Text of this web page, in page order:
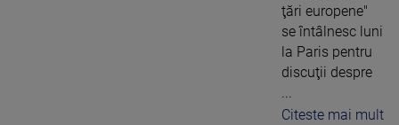
ţări europene"
se întâlnesc luni
la Paris pentru
discuţii despre
...
Citeste mai mult